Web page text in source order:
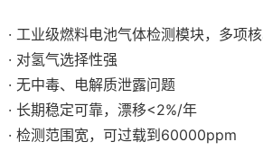
· 工业级燃料电池气体检测模块，多项
· 对氢气选择性强
· 无中毒、电解质泄露问题
· 长期稳定可靠，漂移<2%/年
· 检测范围宽，可过载到60000ppm